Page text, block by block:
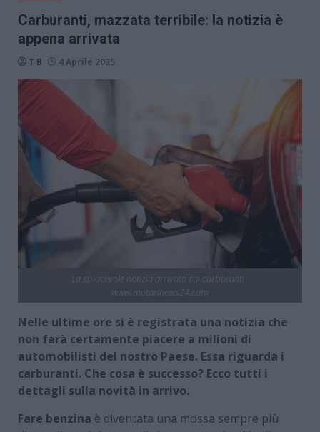
Carburanti, mazzata terribile: la notizia è
appena arrivata
T B 4 Aprile 2025
Nelle ultime ore si è registrata una notizia che
non farà certamente piacere a milioni di
automobilisti del nostro Paese. Essa riguarda i
carburanti. Che cosa è successo? Ecco tutti i
dettagli sulla novità in arrivo.
Fare benzina è diventata una mossa sempre più